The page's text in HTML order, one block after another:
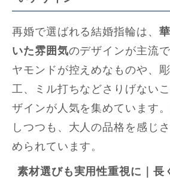
再婚で選ばれる結婚指輪は、
いた雰囲気のデザインが主流
ヤモンドが控えめなものや、
工、ミル打ちなどさりげない
ザインが人気を集めています
しつつも、大人の品格を感じ
められています。
素材選びも実用性重視に｜長